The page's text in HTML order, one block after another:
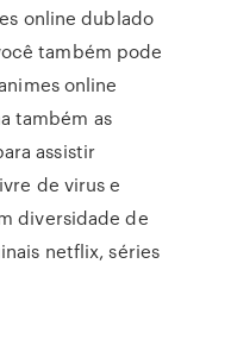
online dublado
também pode
online
também as
assistir
de virus e
diversidade de
netflix, séries